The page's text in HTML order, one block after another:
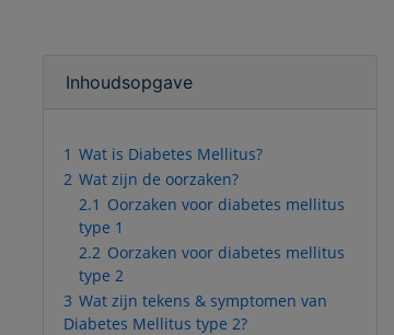
Inhoudsopgave
1 Wat is Diabetes Mellitus?
2 Wat zijn de oorzaken?
2.1 Oorzaken voor diabetes mellitus
type 1
2.2 Oorzaken voor diabetes mellitus
type 2
3 Wat zijn tekens & symptomen van
Diabetes Mellitus type 2?